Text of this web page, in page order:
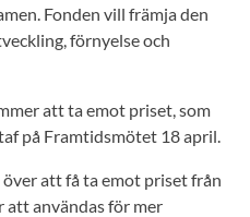
Fonden vill främja den
förnyelse och
att ta emot priset, som
på Framtidsmötet 18 april.
att få ta emot priset från
att användas för mer